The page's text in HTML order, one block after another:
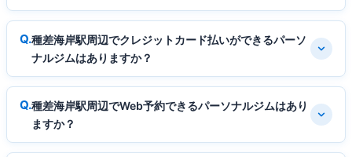
種差海岸駅周辺でクレジットカード払いができるパーソ
ナルジムはありますか？
種差海岸駅周辺でWeb予約できるパーソナルジムはあり
ますか？